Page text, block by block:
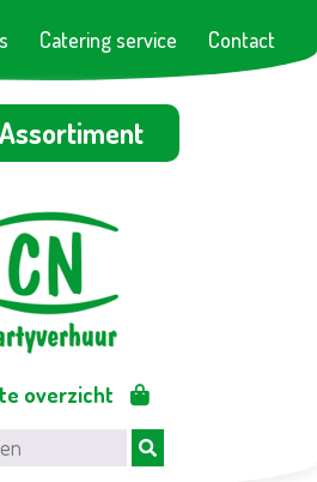
Catering service Contact
Assortiment
overzicht